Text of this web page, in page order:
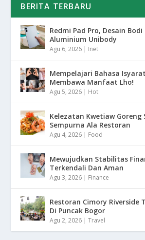
BERITA TERBARU
Redmi Pad Pro, Desain
Aluminium Unibody
Agu 6, 2026 | Inet
Mempelajari Bahasa
Membawa Manfaat Lho!
Agu 5, 2026 | Hot
Kelezatan Kwetiaw Goreng
Sempurna Ala Restoran
Agu 4, 2026 | Food
Mewujudkan Stabilitas
Terkendali Dan Aman
Agu 3, 2026 | Finance
Restoran Cimory Riverside
Di Puncak Bogor
Agu 2, 2026 |Travel